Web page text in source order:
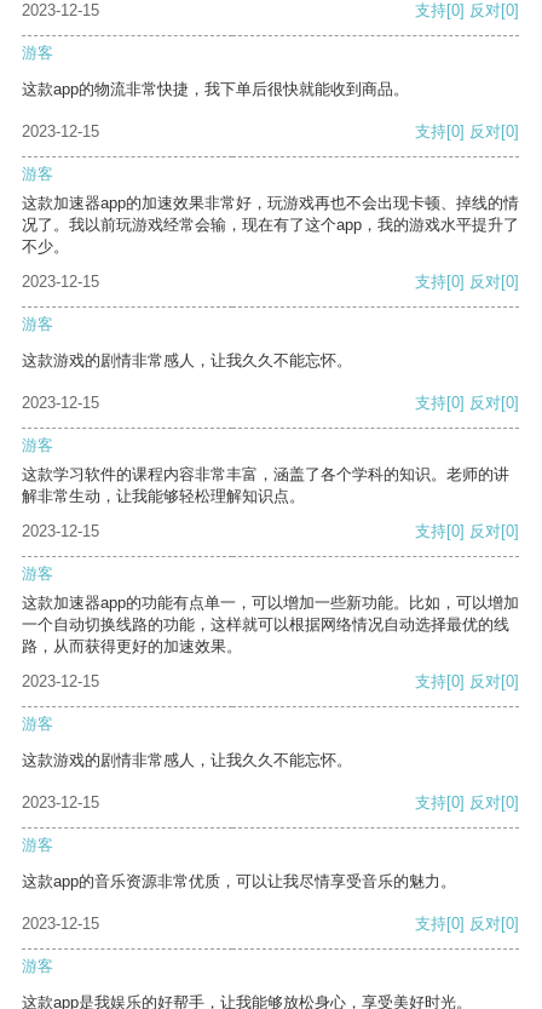
2023-12-15
支持[0] 反对[0]
游客
这款app的物流非常快捷，我下单后很快就能收到商品。
2023-12-15 支持[0] 反对[0]
游客
这款加速器app的加速效果非常好，玩游戏再也不会出现卡顿、掉线的情
况了。我以前玩游戏经常会输，现在有了这个app，我的游戏水平提升了
不少。
2023-12-15
支持[0] 反对[0]
游客
这款游戏的剧情非常感人，让我久久不能忘怀。
2023-12-15 支持[0] 反对[0]
游客
这款学习软件的课程内容非常丰富，涵盖了各个学科的知识。老师的讲
解非常生动，让我能够轻松理解知识点。
2023-12-15
支持[0] 反对[0]
游客
这款加速器app的功能有点单一，可以增加一些新功能。比如，可以增加
一个自动切换线路的功能，这样就可以根据网络情况自动选择最优的线
路，从而获得更好的加速效果。
2023-12-15
支持[0] 反对[0]
游客
这款游戏的剧情非常感人，让我久久不能忘怀。
2023-12-15 支持[0] 反对[0]
游客
这款app的音乐资源非常优质，可以让我尽情享受音乐的魅力。
2023-12-15 支持[0] 反对[0]
游客
这款app是我娱乐的好帮手，让我能够放松身心，享受美好时光。